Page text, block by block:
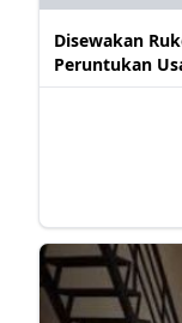
Disewakan
Peruntukan